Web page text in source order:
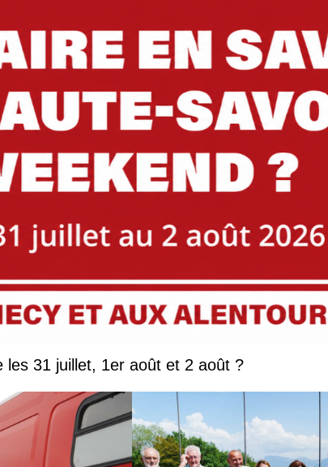
Que faire en Savoie et Haute-Savoie les 31 juillet, 1er août et 2 août ?